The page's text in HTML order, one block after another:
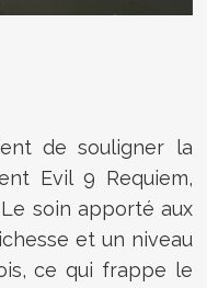
de souligner la
Evil 9 Requiem,
soin apporté aux
et un niveau
ce qui frappe le